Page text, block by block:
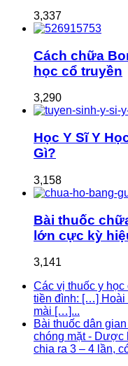
3,337
Cách chữa
học cổ truyền
3,290
Học Y Sĩ Y
Gì?
3,158
Bài thuốc
lớn cực kỳ
3,141
Các vị thuốc y
tiền đình: […] Hoài
mài […]...
Bài thuốc dân
chóng mặt -
chia ra 3 – 4 lần,